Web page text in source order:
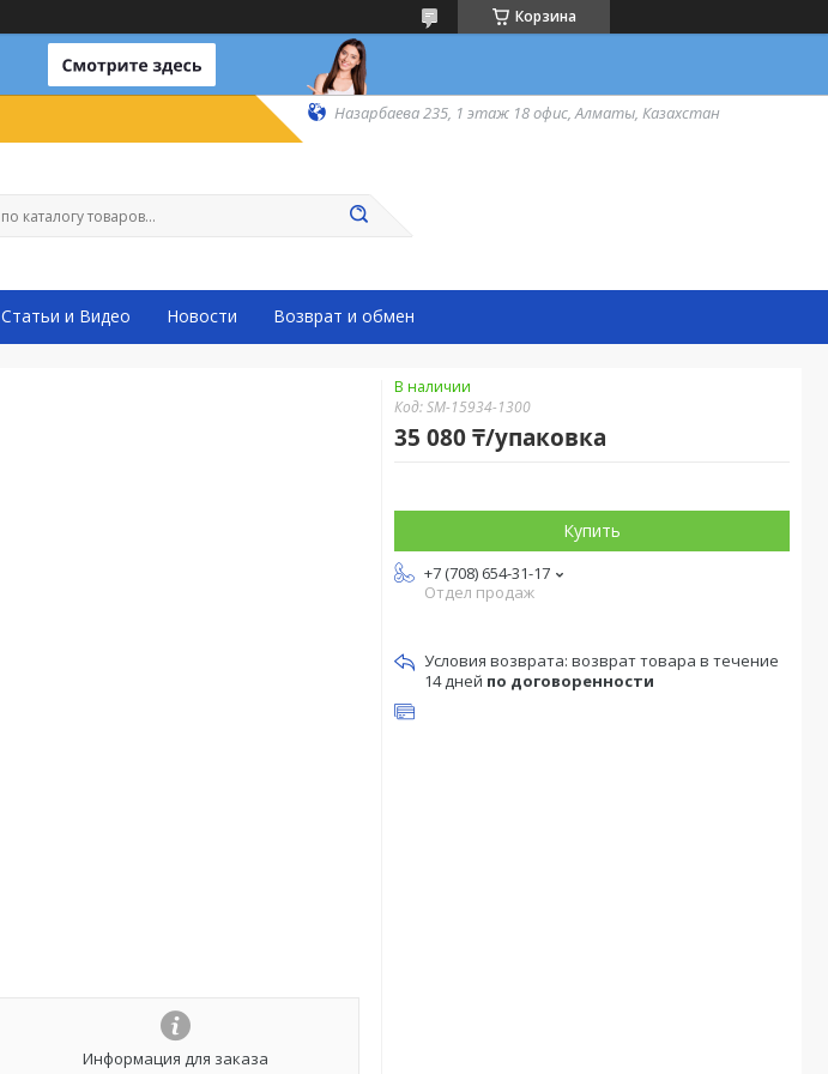
Корзина
Назарбаева 235, 1 этаж 18 офис, Алматы, Казахстан
Статьи и Видео Новости Возврат и обмен
Информация для заказа
В наличии
Код:SM-15934-1300
35 080 ₸/упаковка
Купить
+7 (708) 654-31-17
Отдел продаж
возврат товара в течение
14 дней по договоренности